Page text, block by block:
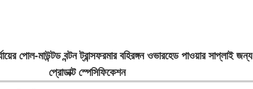
পোল-মাউন্টড বন্টন ট্রান্সফরমার বহিরঙ্গন ওভারহেড পাওয়ার সাপ্লাই জন্য
প্রোডাক্ট স্পেসিফিকেশন